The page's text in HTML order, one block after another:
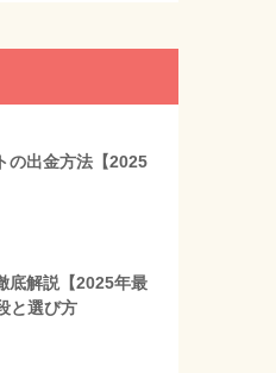
の出金方法【2025
底解説【2025年最
と選び方